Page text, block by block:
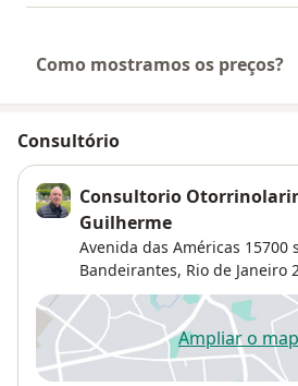
Como mostramos os preços?
Consultório
Consultorio
Guilherme
Avenida das Américas 15700
Bandeirantes, Rio de Janeiro
Ampliar oabre